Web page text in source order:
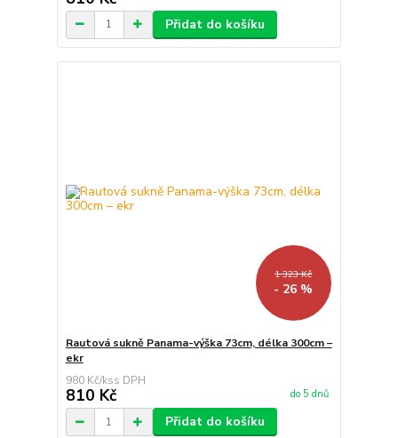
Přidat do košíku
1 323 Kč
- 26 %
Rautová sukně Panama-výška 73cm, délka 300cm –
ekr
980 Kč/ks
810 Kč do 5 dnů
Přidat do košíku